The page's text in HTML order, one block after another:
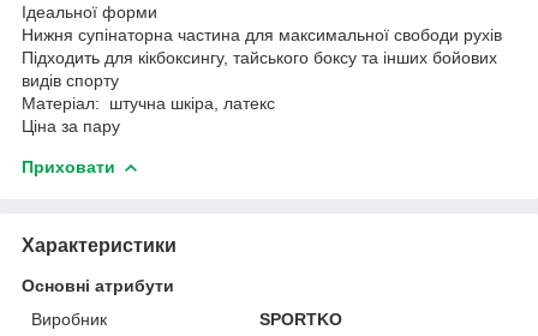
Ідеальної форми
Нижня супінаторна частина для максимальної свободи рухів
Підходить для кікбоксингу, тайського боксу та інших бойових
видів спорту
Матеріал: штучна шкіра, латекс
Ціна за пару
Приховати
Характеристики
Основні атрибути
Виробник
SPORTKO